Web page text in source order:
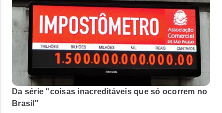
Da série "coisas inacreditáveis que só ocorrem no
Brasil"